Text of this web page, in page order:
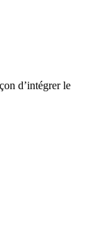
d’intégrer le